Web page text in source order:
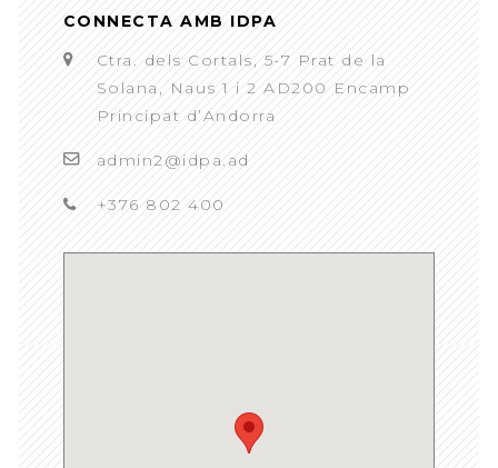
CONNECTA AMB IDPA
Ctra. dels Cortals, 5-7 Prat de la
Solana, Naus 1 i 2 AD200 Encamp
Principat d’Andorra
admin2@idpa.ad
+376 802 400